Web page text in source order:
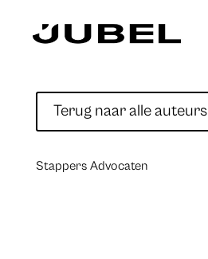
Terug naar alle auteurs
Stappers Advocaten